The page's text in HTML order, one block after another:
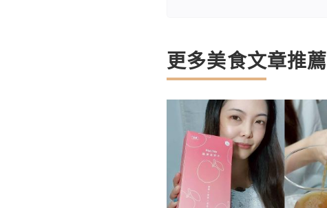
更多美食文章推薦